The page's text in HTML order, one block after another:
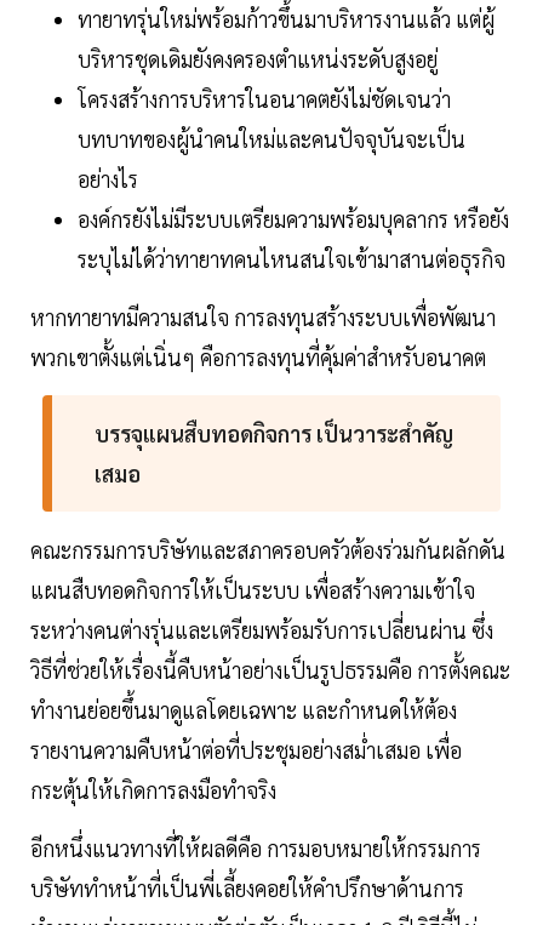
ทายาทรุ่นใหม่พร้อมก้าวขึ้นมาบริหารงานแล้ว แต่ผู้
บริหารชุดเดิมยังคงครองตำแหน่งระดับสูงอยู่
โครงสร้างการบริหารในอนาคตยังไม่ชัดเจนว่า
บทบาทของผู้นำคนใหม่และคนปัจจุบันจะเป็น
อย่างไร
องค์กรยังไม่มีระบบเตรียมความพร้อมบุคลากร หรือยัง
ระบุไม่ได้ว่าทายาทคนไหนสนใจเข้ามาสานต่อธุรกิจ
หากทายาทมีความสนใจ การลงทุนสร้างระบบเพื่อพัฒนา
พวกเขาตั้งแต่เนิ่นๆ คือการลงทุนที่คุ้มค่าสำหรับอนาคต
บรรจุแผนสืบทอดกิจการ เป็นวาระสำคัญ
เสมอ
คณะกรรมการบริษัทและสภาครอบครัวต้องร่วมกันผลักดัน
แผนสืบทอดกิจการให้เป็นระบบ เพื่อสร้างความเข้าใจ
ระหว่างคนต่างรุ่นและเตรียมพร้อมรับการเปลี่ยนผ่าน ซึ่ง
วิธีที่ช่วยให้เรื่องนี้คืบหน้าอย่างเป็นรูปธรรมคือ การตั้งคณะ
ทำงานย่อยขึ้นมาดูแลโดยเฉพาะ และกำหนดให้ต้อง
รายงานความคืบหน้าต่อที่ประชุมอย่างสม่ำเสมอ เพื่อ
กระตุ้นให้เกิดการลงมือทำจริง
อีกหนึ่งแนวทางที่ให้ผลดีคือ การมอบหมายให้กรรมการ
บริษัททำหน้าที่เป็นพี่เลี้ยงคอยให้คำปรึกษาด้านการ